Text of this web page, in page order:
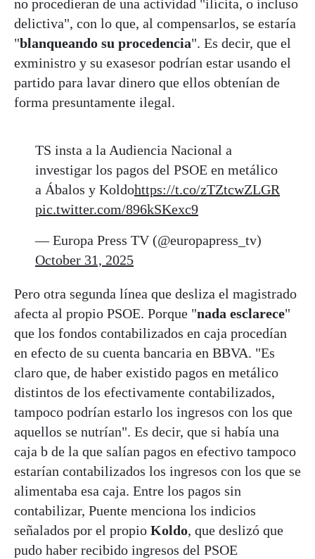
no procedieran de una actividad "ilícita, o incluso
delictiva", con lo que, al compensarlos, se estaría
"blanqueando su procedencia". Es decir, que el
exministro y su exasesor podrían estar usando el
partido para lavar dinero que ellos obtenían de
forma presuntamente ilegal.
TS insta a la Audiencia Nacional a
investigar los pagos del PSOE en metálico
a Ábalos y Koldohttps://t.co/zTZtcwZLGR
pic.twitter.com/896kSKexc9
— Europa Press TV (@europapress_tv)
October 31, 2025
Pero otra segunda línea que desliza el magistrado
afecta al propio PSOE. Porque "nada esclarece"
que los fondos contabilizados en caja procedían
en efecto de su cuenta bancaria en BBVA. "Es
claro que, de haber existido pagos en metálico
distintos de los efectivamente contabilizados,
tampoco podrían estarlo los ingresos con los que
aquellos se nutrían". Es decir, que si había una
caja b de la que salían pagos en efectivo tampoco
estarían contabilizados los ingresos con los que se
alimentaba esa caja. Entre los pagos sin
contabilizar, Puente menciona los indicios
señalados por el propio Koldo, que deslizó que
pudo haber recibido ingresos del PSOE